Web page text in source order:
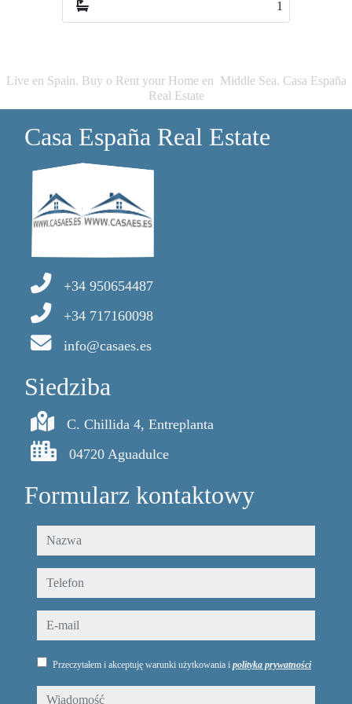
Live en Spain. Buy o Rent your Home en Middle Sea. Casa España
Real Estate
Casa España Real Estate
+34 950654487
+34 717160098
info@casaes.es
Siedziba
C. Chillida 4, Entreplanta
04720 Aguadulce
Formularz kontaktowy
nazwa
telefon
e-mail
Przeczytałem i akceptuję warunki użytkowania i polityka prywatności
wiadomość